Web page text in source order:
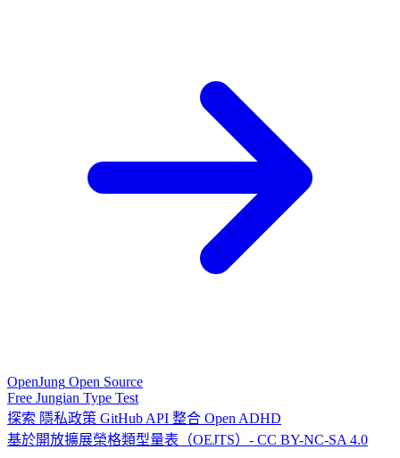
OpenJung Open Source
Free Jungian Type Test
探索 隱私政策 GitHub API 整合 Open ADHD
基於開放擴展榮格類型量表（OEJTS）- CC BY-NC-SA 4.0